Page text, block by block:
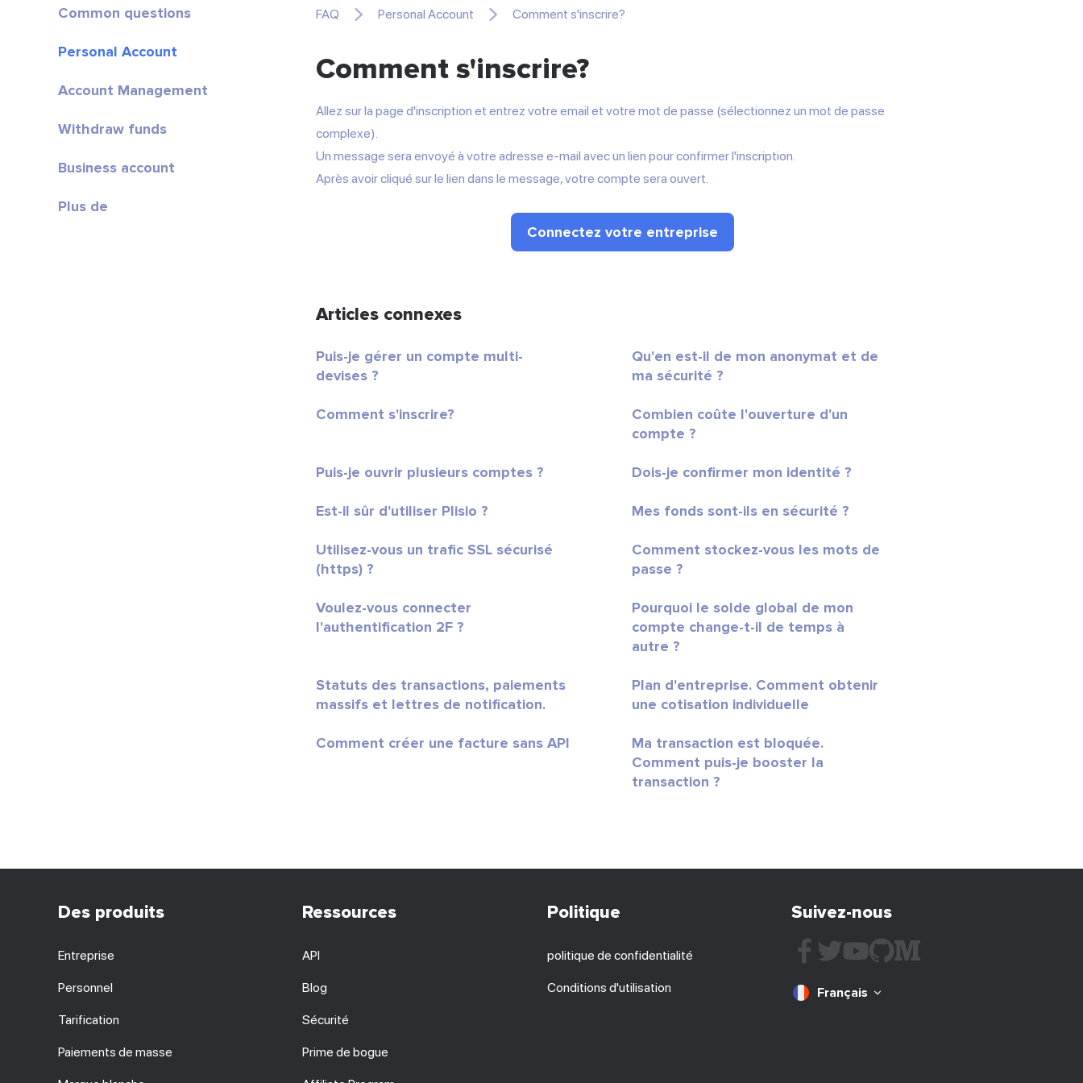
Common questions
Personal Account
Account Management
Withdraw funds
Business account
Plus de
FAQ Personal Account Comment s'inscrire?
Comment s'inscrire?
Allez sur la page d'inscription et entrez votre email et votre mot de passe (sélectionnez un mot de passe
complexe).
Un message sera envoyé à votre adresse e-mail avec un lien pour confirmer l'inscription.
Après avoir cliqué sur le lien dans le message, votre compte sera ouvert.
Connectez votre entreprise
Articles connexes
Puis-je gérer un compte multi-
devises ?
Qu'en est-il de mon anonymat et de
ma sécurité ?
Comment s'inscrire?
Combien coûte l'ouverture d'un
compte ?
Puis-je ouvrir plusieurs comptes ? Dois-je confirmer mon identité ?
Est-il sûr d'utiliser Plisio ? Mes fonds sont-ils en sécurité ?
Utilisez-vous un trafic SSL sécurisé
(https) ?
Comment stockez-vous les mots de
passe ?
Voulez-vous connecter
l'authentification 2F ?
Pourquoi le solde global de mon
compte change-t-il de temps à
autre ?
Statuts des transactions, paiements
massifs et lettres de notification.
Plan d'entreprise. Comment obtenir
une cotisation individuelle
Comment créer une facture sans API
Ma transaction est bloquée.
Comment puis-je booster la
transaction ?
Des produits
Entreprise
Personnel
Tarification
Paiements de masse
Ressources
API
Blog
Sécurité
Prime de bogue
Politique
politique de confidentialité
Conditions d'utilisation
Suivez-nous
Français